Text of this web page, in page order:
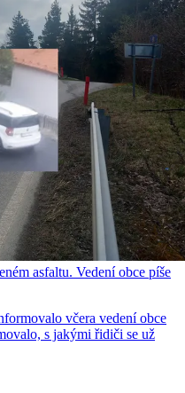
asfaltu. Vedení obce píše
včera vedení obce
s jakými řidiči se už